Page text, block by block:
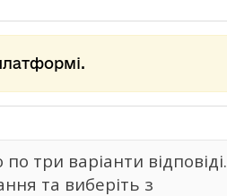
три варіанти відповіді.
та виберіть з